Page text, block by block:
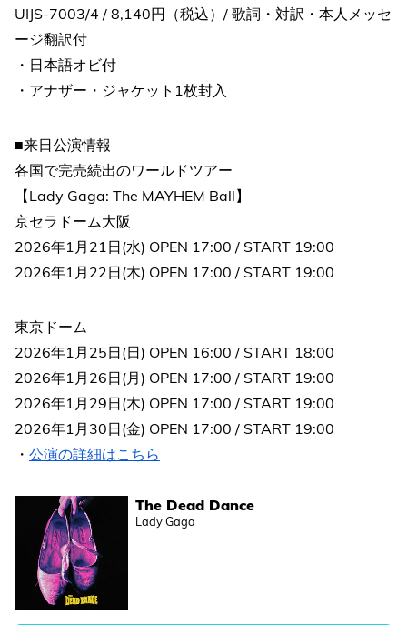
UIJS-7003/4 / 8,140円（税込）/ 歌詞・対訳・本人メッセ
ージ翻訳付
・日本語オビ付
・アナザー・ジャケット1枚封入
■来日公演情報
各国で完売続出のワールドツアー
【Lady Gaga: The MAYHEM Ball】
京セラドーム大阪
2026年1月21日(水) OPEN 17:00 / START 19:00
2026年1月22日(木) OPEN 17:00 / START 19:00
東京ドーム
2026年1月25日(日) OPEN 16:00 / START 18:00
2026年1月26日(月) OPEN 17:00 / START 19:00
2026年1月29日(木) OPEN 17:00 / START 19:00
2026年1月30日(金) OPEN 17:00 / START 19:00
・ 公演の詳細はこちら
The Dead Dance
Lady Gaga